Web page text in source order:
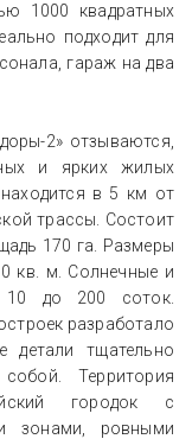
1000 квадратных
подходит для
гараж на два
2» отзываются,
и ярких жилых
в 5 км от
трассы. Состоит
170 га. Размеры
кв. м. Солнечные и
10 до 200 соток.
разработало
детали тщательно
Территория
городок с
зонами, ровными